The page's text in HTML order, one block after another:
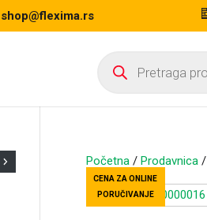
shop@flexima.rs
search
Početna/ Prodavnica/
CENA ZA ONLINE
PORUČIVANJE